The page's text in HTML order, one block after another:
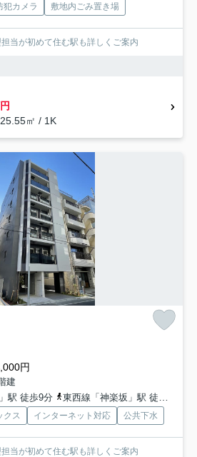
犯カメラ 敷地内ごみ置き場
当が初めて住む駅も詳しくご案内
㎡ / 1K
円
建
駅 徒歩9分
東西線「神楽坂」駅 徒歩8分
クス インターネット対応 公共下水
当が初めて住む駅も詳しくご案内